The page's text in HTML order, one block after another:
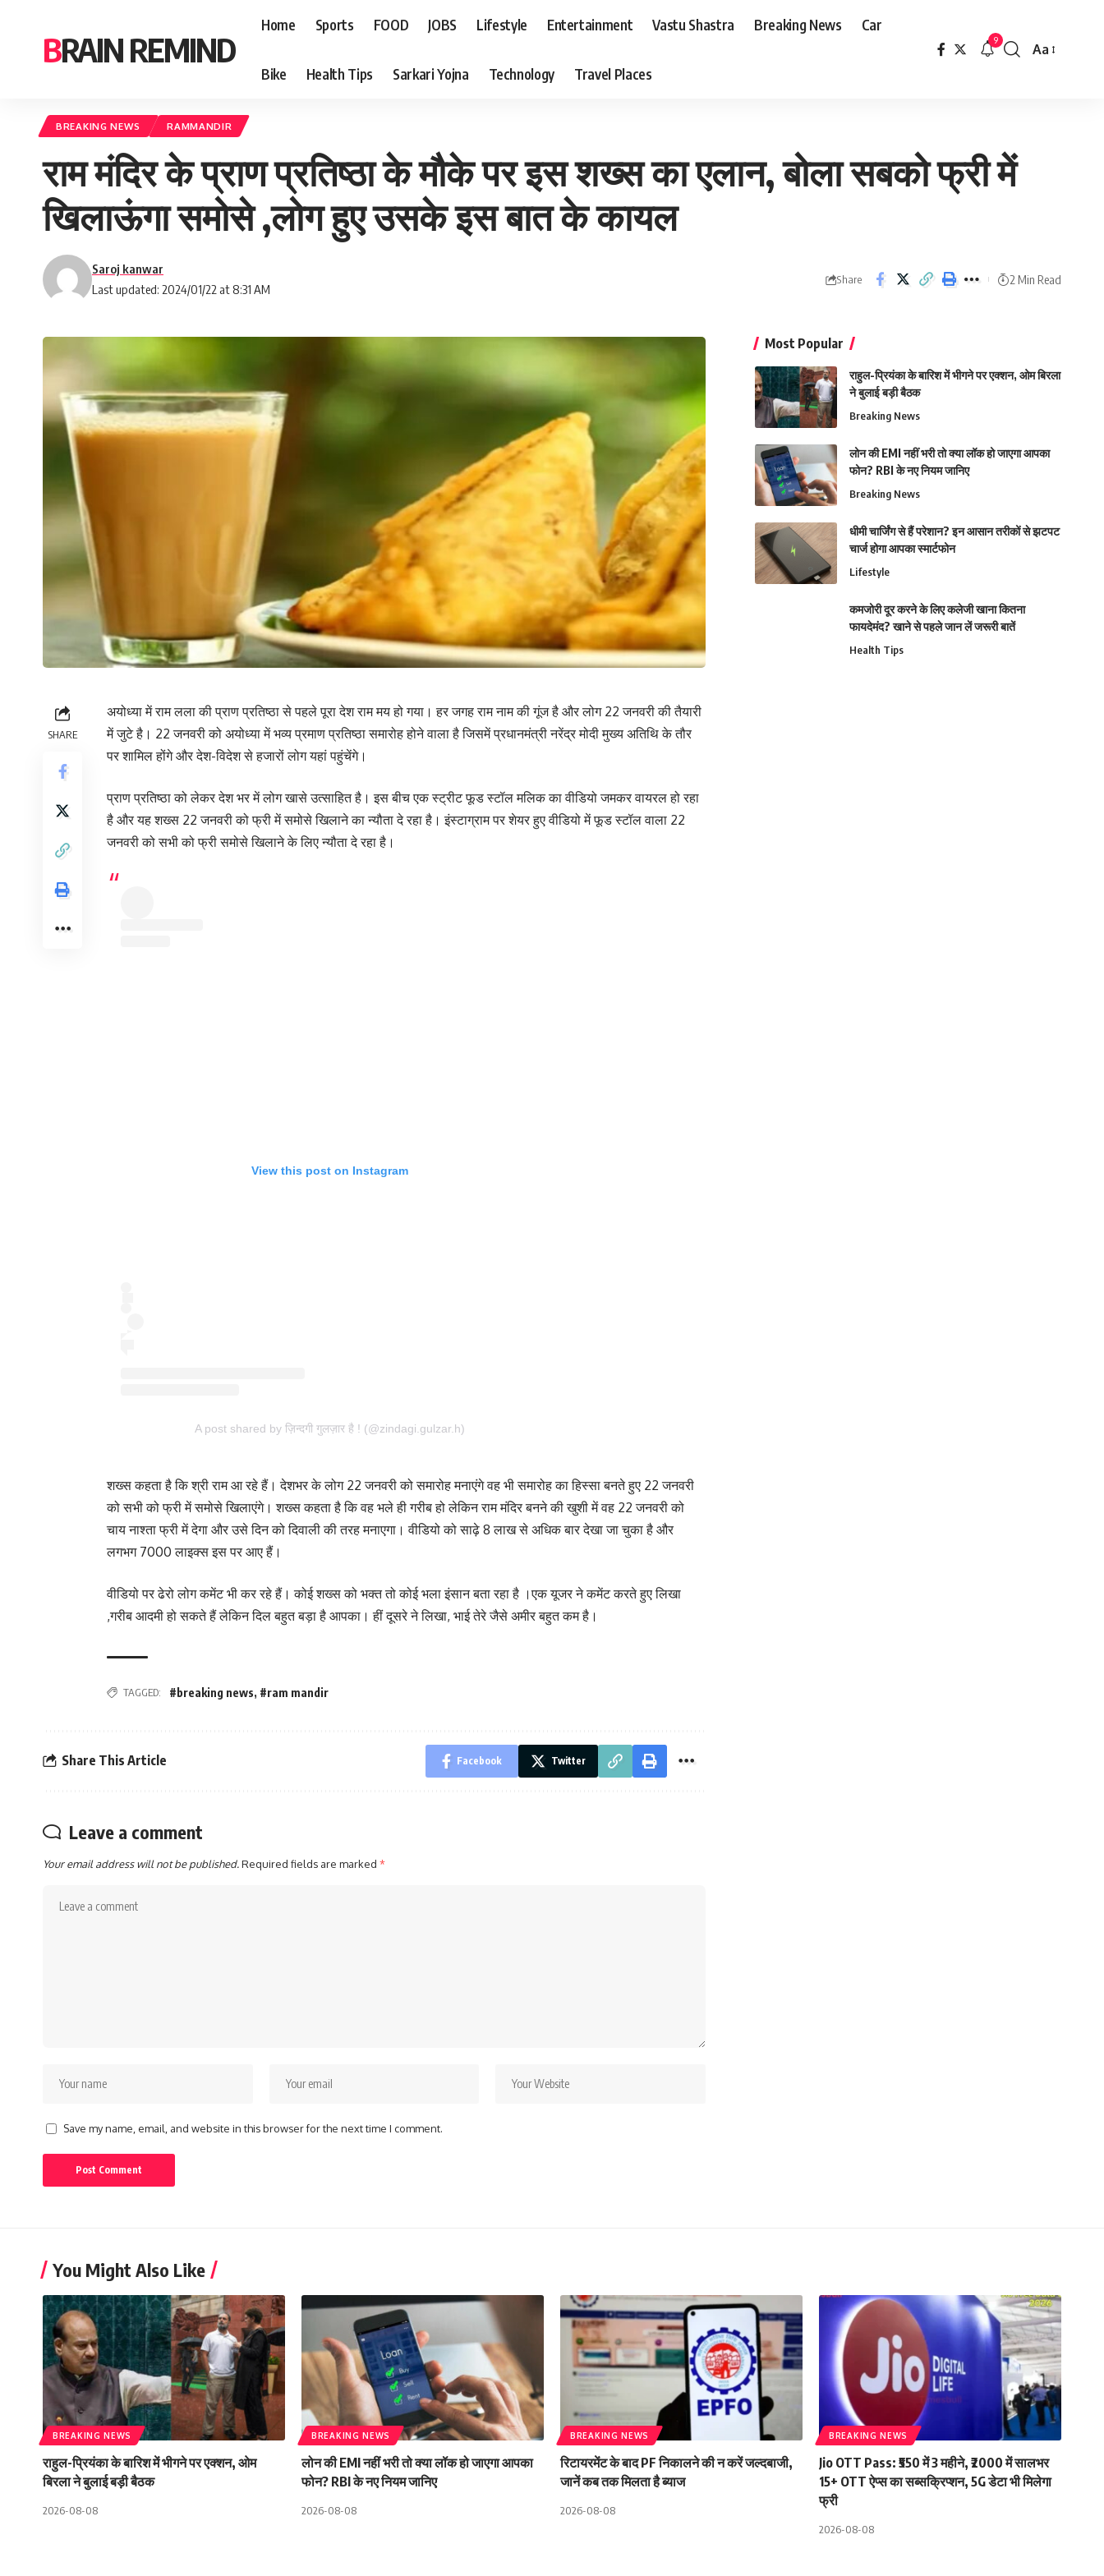
BRAIN REMIND
Home Sports FOOD JOBS Lifestyle Entertainment Vastu Shastra Breaking News Car
Bike Health Tips Sarkari Yojna Technology Travel Places
9
Font
Aa
BREAKING NEWS RAMMANDIR
राम मंदिर के प्राण प्रतिष्ठा के मौके पर इस शख्स का एलान, बोला सबको फ्री में
खिलाऊंगा समोसे ,लोग हुए उसके इस बात के कायल
Last updated: 2024/01/22 at 8:31 AM
Saroj kanwar
Share 2 Min Read
SHARE
अयोध्या में राम लला की प्राण प्रतिष्ठा से पहले पूरा देश राम मय हो गया। हर जगह राम नाम की गूंज है और लोग 22 जनवरी की तैयारी
में जुटे है। 22 जनवरी को अयोध्या में भव्य प्रमाण प्रतिष्ठा समारोह होने वाला है जिसमें प्रधानमंत्री नरेंद्र मोदी मुख्य अतिथि के तौर
पर शामिल होंगे और देश-विदेश से हजारों लोग यहां पहुंचेंगे।
प्राण प्रतिष्ठा को लेकर देश भर में लोग खासे उत्साहित है। इस बीच एक स्ट्रीट फूड स्टॉल मलिक का वीडियो जमकर वायरल हो रहा
है और यह शख्स 22 जनवरी को फ्री में समोसे खिलाने का न्यौता दे रहा है। इंस्टाग्राम पर शेयर हुए वीडियो में फूड स्टॉल वाला 22
जनवरी को सभी को फ्री समोसे खिलाने के लिए न्यौता दे रहा है।
View this post on Instagram
A post shared by ज़िन्दगी गुलज़ार है ! (@zindagi.gulzar.h)
शख्स कहता है कि श्री राम आ रहे हैं। देशभर के लोग 22 जनवरी को समारोह मनाएंगे वह भी समारोह का हिस्सा बनते हुए 22 जनवरी
को सभी को फ्री में समोसे खिलाएंगे। शख्स कहता है कि वह भले ही गरीब हो लेकिन राम मंदिर बनने की खुशी में वह 22 जनवरी को
चाय नाश्ता फ्री में देगा और उसे दिन को दिवाली की तरह मनाएगा। वीडियो को साढ़े 8 लाख से अधिक बार देखा जा चुका है और
लगभग 7000 लाइक्स इस पर आए हैं।
वीडियो पर ढेरो लोग कमेंट भी कर रहे हैं। कोई शख्स को भक्त तो कोई भला इंसान बता रहा है ।एक यूजर ने कमेंट करते हुए लिखा
,गरीब आदमी हो सकते हैं लेकिन दिल बहुत बड़ा है आपका। हीं दूसरे ने लिखा, भाई तेरे जैसे अमीर बहुत कम है।
TAGGED: #breaking news, #ram mandir
Share This Article Facebook Twitter
Leave a comment
Your email address will not be published.Required fields are marked *
Save my name, email, and website in this browser for the next time I comment.
Most Popular
राहुल-प्रियंका के बारिश में भीगने पर एक्शन, ओम बिरला
ने बुलाई बड़ी बैठक
Breaking News
लोन की EMI नहीं भरी तो क्या लॉक हो जाएगा आपका
फोन? RBI के नए नियम जानिए
Breaking News
धीमी चार्जिंग से हैं परेशान? इन आसान तरीकों से झटपट
चार्ज होगा आपका स्मार्टफोन
Lifestyle
कमजोरी दूर करने के लिए कलेजी खाना कितना
फायदेमंद? खाने से पहले जान लें जरूरी बातें
Health Tips
You Might Also Like
BREAKING NEWS
राहुल-प्रियंका के बारिश में भीगने पर एक्शन, ओम
बिरला ने बुलाई बड़ी बैठक
2026-08-08
BREAKING NEWS
लोन की EMI नहीं भरी तो क्या लॉक हो जाएगा आपका
फोन? RBI के नए नियम जानिए
2026-08-08
BREAKING NEWS
रिटायरमेंट के बाद PF निकालने की न करें जल्दबाजी,
जानें कब तक मिलता है ब्याज
2026-08-08
BREAKING NEWS
Jio OTT Pass: ₹550 में 3 महीने, ₹2000 में सालभर
15+ OTT ऐप्स का सब्सक्रिप्शन, 5G डेटा भी मिलेगा
फ्री
2026-08-08